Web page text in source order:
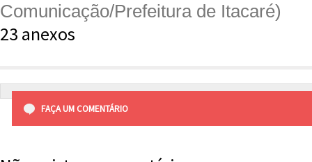
Comunicação/Prefeitura de Itacaré)
23 anexos
FAÇA UM COMENTÁRIO